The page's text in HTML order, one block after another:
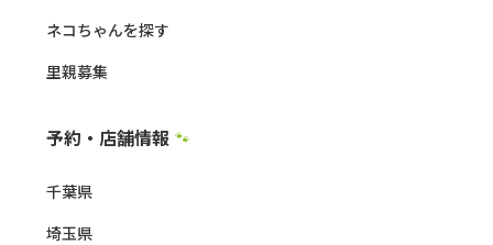
ネコちゃんを探す
里親募集
予約・店舗情報 🐾
千葉県
埼玉県